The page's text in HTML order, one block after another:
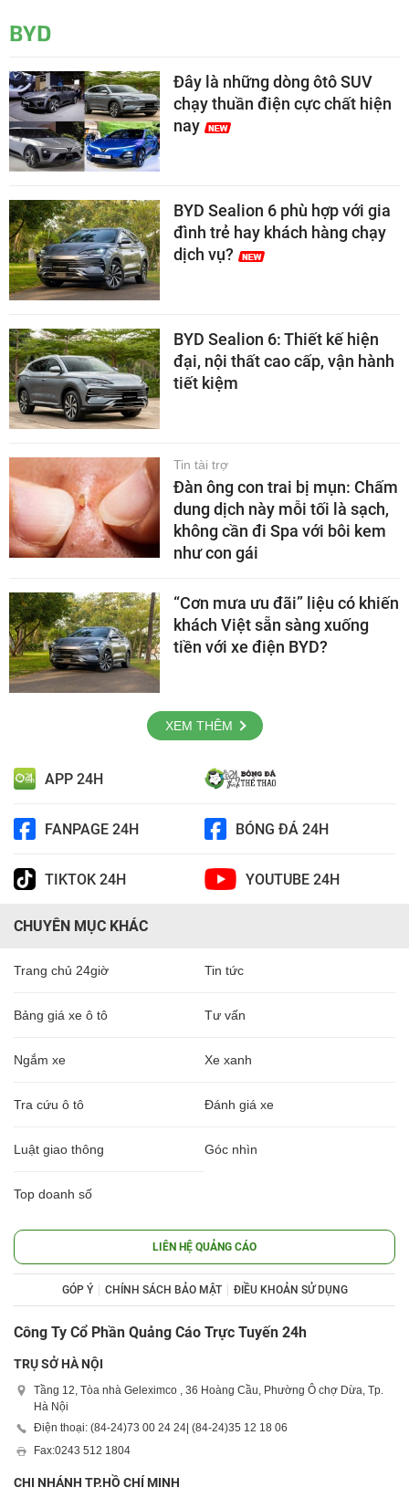
BYD
Đây là những dòng ôtô SUV
chạy thuần điện cực chất hiện
nay
BYD Sealion 6 phù hợp với gia
đình trẻ hay khách hàng chạy
dịch vụ?
BYD Sealion 6: Thiết kế hiện
đại, nội thất cao cấp, vận hành
tiết kiệm
Tin tài trợ
Đàn ông con trai bị mụn: Chấm
dung dịch này mỗi tối là sạch,
không cần đi Spa với bôi kem
như con gái
“Cơn mưa ưu đãi” liệu có khiến
khách Việt sẵn sàng xuống
tiền với xe điện BYD?
XEM THÊM
APP 24H
FANPAGE 24H BÓNG ĐÁ 24H
TIKTOK 24H YOUTUBE 24H
CHUYÊN MỤC KHÁC
Trang chủ 24giờ Tin tức
Bảng giá xe ô tô Tư vấn
Ngắm xe Xe xanh
Tra cứu ô tô Đánh giá xe
Luật giao thông Góc nhìn
Top doanh số
LIÊN HỆ QUẢNG CÁO
GÓP Ý CHÍNH SÁCH BẢO MẬT ĐIỀU KHOẢN SỬ DỤNG
Công Ty Cổ Phần Quảng Cáo Trực Tuyến 24h
TRỤ SỞ HÀ NỘI
Tầng 12, Tòa nhà Geleximco , 36 Hoàng Cầu, Phường Ô chợ Dừa, Tp.
Hà Nội
Điện thoại: (84-24)73 00 24 24 | (84-24)35 12 18 06
Fax:0243 512 1804
CHI NHÁNH TP.HỒ CHÍ MINH